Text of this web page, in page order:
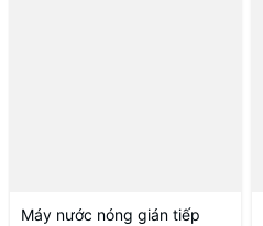
Máy nước nóng gián tiếp